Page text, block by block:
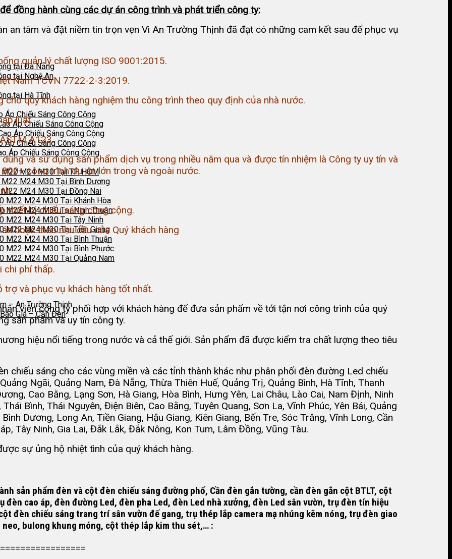
tại Đà Nẵng
tại Nghệ An
tại Hà Tĩnh
Chiếu Sáng Công Cộng
Áp Chiếu Sáng Công Cộng
Áp Chiếu Sáng Công Cộng
Chiếu Sáng Công Cộng
Áp Chiếu Sáng Công Cộng
M24 M30 Tại TP. HCM
M24 M30 Tại Bình Dương
M24 M30 Tại Đồng Nai
M22 M24 M30 Tại Khánh Hòa
M22 M24 M30 Tại Ninh Thuận
M22 M24 M30 Tại Tây Ninh
M22 M24 M30 Tại Tiền Giang
M22 M24 M30 Tại Bình Thuận
M22 M24 M30 Tại Bình Phước
M22 M24 M30 Tại Quảng Nam
– An Trường Thịnh
Giá – Cần Đèn
đồng hành cùng các dự án công trình và phát triển công ty:
an tâm và đặt niềm tin trọn vẹn Vì An Trường Thịnh đã đạt có những cam kết sau để phục vụ
quản lý chất lượng ISO 9001:2015.
Nam TCVN 7722-2-3:2019.
cho quý khách hàng nghiệm thu công trình theo quy định của nhà nước.
luật.
A123.
và sử dụng sản phẩm dịch vụ trong nhiều năm qua và được tín nhiệm là Công ty uy tín và
công trình dự án lớn trong và ngoài nước.
thiết bị chiếu sáng công cộng.
hoặc theo nhu cầu của Quý khách hàng
chi phí thấp.
và phục vụ khách hàng tốt nhất.
viên công ty phối hợp với khách hàng để đưa sản phẩm về tới tận nơi công trình của quý
sản phẩm và uy tín công ty.
hiệu nổi tiếng trong nước và cả thế giới. Sản phẩm đã được kiểm tra chất lượng theo tiêu
chiếu sáng cho các vùng miền và các tỉnh thành khác như phân phối đèn đường Led chiếu
Ngãi, Quảng Nam, Đà Nẵng, Thừa Thiên Huế, Quảng Trị, Quảng Bình, Hà Tĩnh, Thanh
Cao Bằng, Lạng Sơn, Hà Giang, Hòa Bình, Hưng Yên, Lai Châu, Lào Cai, Nam Định, Ninh
Bình, Thái Nguyên, Điện Biên, Cao Bằng, Tuyên Quang, Sơn La, Vĩnh Phúc, Yên Bái, Quảng
Dương, Long An, Tiền Giang, Hậu Giang, Kiên Giang, Bến Tre, Sóc Trăng, Vĩnh Long, Cần
Tây Ninh, Gia Lai, Đắk Lắk, Đắk Nông, Kon Tum, Lâm Đồng, Vũng Tàu.
sự ủng hộ nhiệt tình của quý khách hàng.
sản phẩm đèn và cột đèn chiếu sáng đường phố, Cần đèn gắn tường, cần đèn gắn cột BTLT, cột
đèn cao áp, đèn đường Led, đèn pha Led, đèn Led nhà xưởng, đèn Led sân vườn, trụ đèn tín hiệu
đèn chiếu sáng trang trí sân vườn đế gang, trụ thép lắp camera mạ nhúng kẽm nóng, trụ đèn giao
bulong khung móng, cột thép lắp kim thu sét,… :